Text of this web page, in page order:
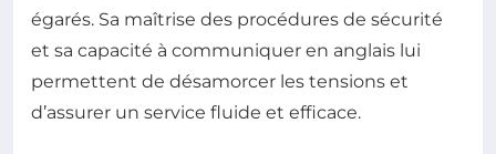
égarés. Sa maîtrise des procédures de sécurité
et sa capacité à communiquer en anglais lui
permettent de désamorcer les tensions et
d’assurer un service fluide et efficace.